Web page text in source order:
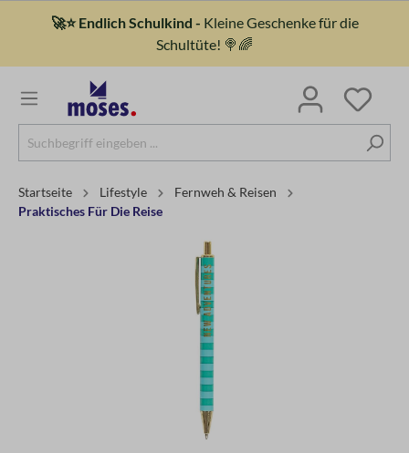
🚀⭐ Endlich Schulkind - Kleine Geschenke für die
Schultüte! 🍭🌈
Startseite Lifestyle
Fernweh & Reisen
Praktisches Für Die Reise